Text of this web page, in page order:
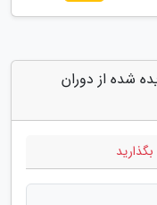
شده از دوران